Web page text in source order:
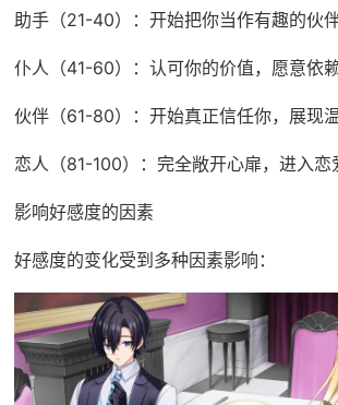
助手（21-40）：开始把你当作有趣的伙
仆人（41-60）：认可你的价值，愿意依
伙伴（61-80）：开始真正信任你，展现
恋人（81-100）：完全敞开心扉，进入恋
影响好感度的因素
好感度的变化受到多种因素影响：